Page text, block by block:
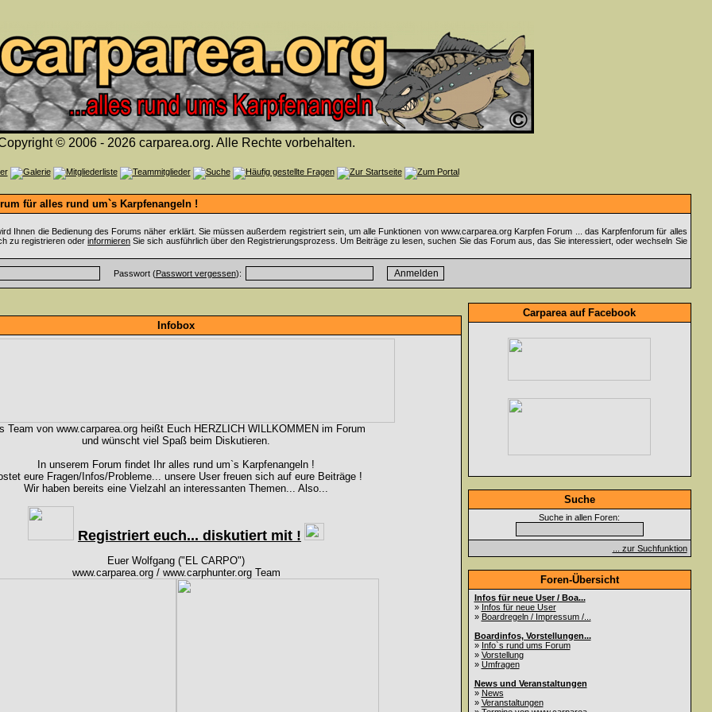
© 2006 - 2026 carparea.org. Alle Rechte vorbehalten.
für alles rund um`s Karpfenangeln !
Ihnen die Bedienung des Forums näher erklärt. Sie müssen außerdem registriert sein, um alle Funktionen von www.carparea.org Karpfen Forum ... das Karpfenforum für alles
zu registrieren oderinformieren Sie sich ausführlich über den Registrierungsprozess. Um Beiträge zu lesen, suchen Sie das Forum aus, das Sie interessiert, oder wechseln Sie
Passwort (Passwort vergessen):
Infobox
Team von www.carparea.org heißt Euch HERZLICH WILLKOMMEN im Forum
und wünscht viel Spaß beim Diskutieren.
In unserem Forum findet Ihr alles rund um`s Karpfenangeln !
eure Fragen/Infos/Probleme... unsere User freuen sich auf eure Beiträge !
Wir haben bereits eine Vielzahl an interessanten Themen... Also...
Registriert euch... diskutiert mit !
Euer Wolfgang ("EL CARPO")
www.carparea.org / www.carphunter.org Team
Carparea auf Facebook
Suche
Suche in allen Foren:
... zur Suchfunktion
Foren-Übersicht
Infos für neue User / Boa...
» Infos für neue User
» Boardregeln / Impressum /...
Boardinfos, Vorstellungen...
» Info`s rund ums Forum
» Vorstellung
» Umfragen
News und Veranstaltungen
» News
» Veranstaltungen